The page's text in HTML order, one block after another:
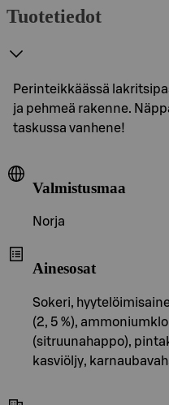
Tuotetiedot
Perinteikkäässä
ja pehmeä rakenne.
taskussa vanhene!
Valmistusmaa
Norja
Ainesosat
Sokeri,
(2, 5 %),
(sitruunahappo),
kasviöljy,